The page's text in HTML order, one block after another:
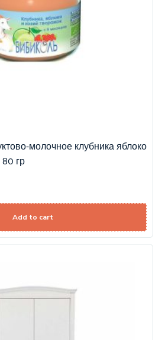
молочное клубника яблоко
гр
Add to cart